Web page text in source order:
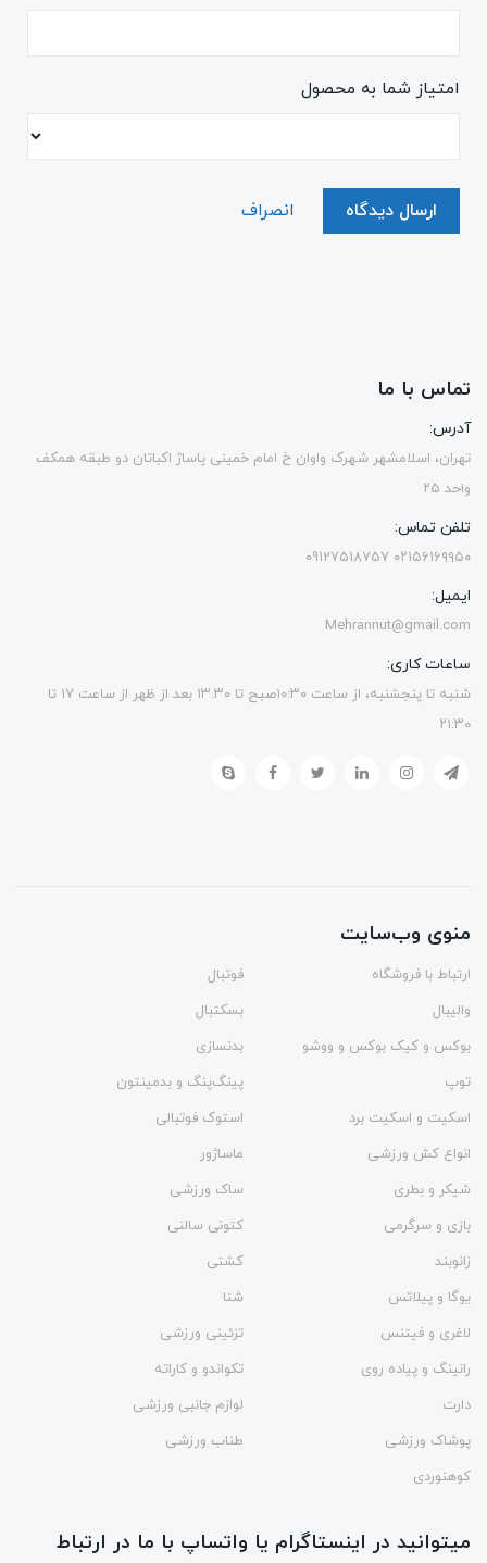
امتیاز شما به محصول
ارسال دیدگاه انصراف
تماس با ما
آدرس:
تهران، اسلامشهر شهرک واوان خ امام خمینی پاساژ اکباتان دو طبقه همکف
واحد ۲۵
تلفن تماس:
۰۲۱۵۶۱۶۹۹۵۰ 09127518757
ایمیل:
Mehrannut@gmail.com
ساعات کاری:
شنبه تا پنجشنبه، از ساعت ۱۰:۳۰صبح تا ۱۳.۳۰ بعد از ظهر از ساعت ۱۷ تا
۲۱:۳۰
منوی وب‌سایت
ارتباط با فروشگاه
فوتبال
والیبال
بسکتبال
بوکس و کیک بوکس و ووشو
بدنسازی
توپ
پینگ‌پنگ و بدمينتون
اسکیت و اسکیت برد
استوک فوتبالی
انواع کش ورزشی
ماساژور
شیکر و بطری
ساک ورزشی
بازی و سرگرمی
کتونی سالنی
زانوبند
کشتی
یوگا و پیلاتس
شنا
لاغری و فیتنس
تزئینی ورزشی
رانینگ و پیاده روی
تکواندو و کاراته
دارت
لوازم جانبی ورزشی
پوشاک ورزشی
طناب ورزشی
کوهنوردی
میتوانید در اینستاگرام یا واتساپ با ما در ارتباط